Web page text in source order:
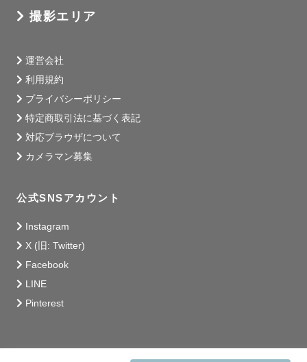
撮影エリア
運営会社
利用規約
プライバシーポリシー
特定商取引法に基づく表記
対応ブラウザについて
カメラマン募集
公式SNSアカウント
Instagram
X (旧: Twitter)
Facebook
LINE
Pinterest